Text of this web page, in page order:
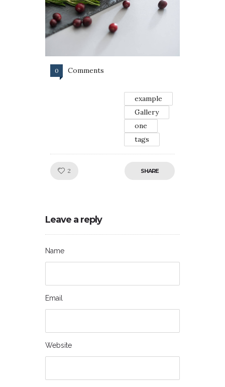
0 Comments
example
Gallery
one
tags
2 SHARE
Leave a reply
Name
Email
Website